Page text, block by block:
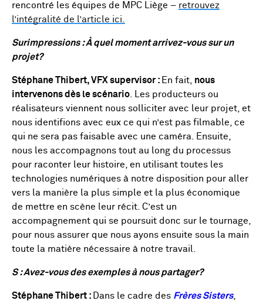
rencontré les équipes de MPC Liège – retrouvez
l’intégralité de l’article ici.
Surimpressions : À quel moment arrivez-vous sur un
projet?
Stéphane Thibert, VFX supervisor : En fait, nous
intervenons dès le scénario . Les producteurs ou
réalisateurs viennent nous solliciter avec leur projet, et
nous identifions avec eux ce qui n’est pas filmable, ce
qui ne sera pas faisable avec une caméra. Ensuite,
nous les accompagnons tout au long du processus
pour raconter leur histoire, en utilisant toutes les
technologies numériques à notre disposition pour aller
vers la manière la plus simple et la plus économique
de mettre en scène leur récit. C’est un
accompagnement qui se poursuit donc sur le tournage,
pour nous assurer que nous ayons ensuite sous la main
toute la matière nécessaire à notre travail.
S : Avez-vous des exemples à nous partager?
Stéphane Thibert : Dans le cadre des Frères Sisters,